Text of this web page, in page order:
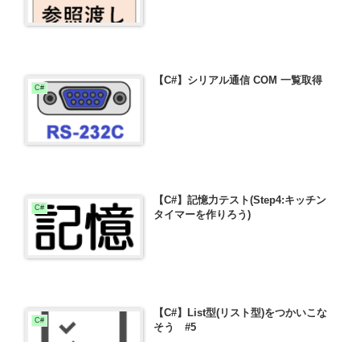
C#
【C#】シリアル通信 COM 一覧取得
C#
【C#】記憶力テスト(Step4:キッチン
タイマーを作りろう)
C#
【C#】List型(リスト型)をつかいこな
そう #5